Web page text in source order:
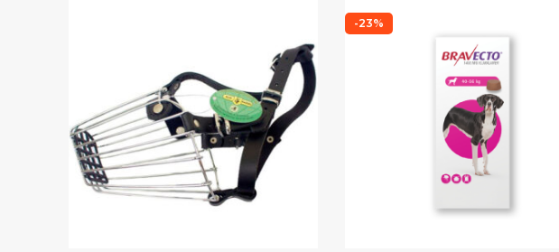
-23%